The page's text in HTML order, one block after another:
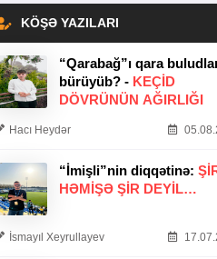
KÖŞƏ YAZILARI
“Qarabağ”ı qara
bürüyüb? - KEÇID
DÖVRÜNÜN AĞIRLIĞI
Hacı Heydər
“İmişli”nin diqqətinə:
HƏMIŞƏ ŞIR DEYIL…
İsmayıl Xeyrullayev